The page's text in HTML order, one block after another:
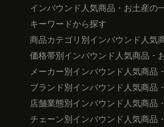
インバウンド人気商品・お土産の
キーワードから探す
商品カテゴリ別インバウンド人気
価格帯別インバウンド人気商品・
メーカー別インバウンド人気商品
ブランド別インバウンド人気商品
店舗業態別インバウンド人気商品
チェーン別インバウンド人気商品